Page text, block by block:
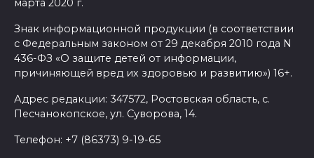
марта 2020 г.
Знак информационной продукции (в соответствии
с Федеральным законом от 29 декабря 2010 года N
436-ФЗ «О защите детей от информации,
причиняющей вред их здоровью и развитию») 16+.
Адрес редакции: 347572, Ростовская область, с.
Песчанокопское, ул. Суворова, 14.
Телефон: +7 (86373) 9-19-65